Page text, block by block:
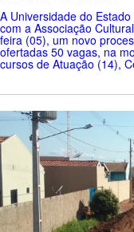
A Universidade do
com a Associação
feira (05), um novo
ofertadas 50 vagas, na
cursos de Atuação (14),